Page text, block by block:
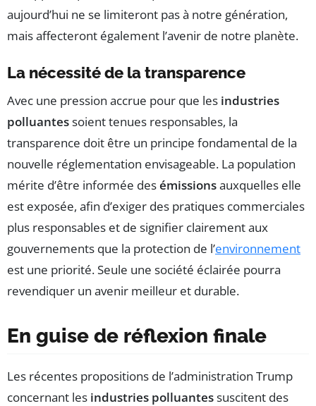
aujourd’hui ne se limiteront pas à notre génération,
mais affecteront également l’avenir de notre planète.
La nécessité de la transparence
Avec une pression accrue pour que les industries
polluantessoient tenues responsables, la
transparence doit être un principe fondamental de la
nouvelle réglementation envisageable. La population
mérite d’être informée desémissionsauxquelles elle
est exposée, afin d’exiger des pratiques commerciales
plus responsables et de signifier clairement aux
gouvernements que la protection de l’environnement
est une priorité. Seule une société éclairée pourra
revendiquer un avenir meilleur et durable.
En guise de réflexion finale
Les récentes propositions de l’administration Trump
concernant les industries polluantessuscitent des